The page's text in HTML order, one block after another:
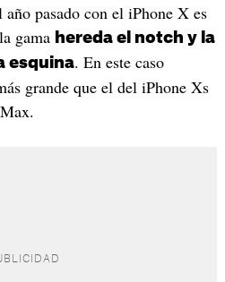
pasado con el iPhone X es
gama hereda el notch y la
esquina. En este caso
grande que el del iPhone Xs